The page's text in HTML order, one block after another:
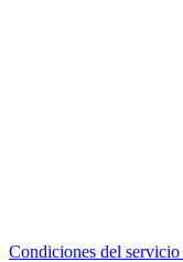
Condiciones del servicio